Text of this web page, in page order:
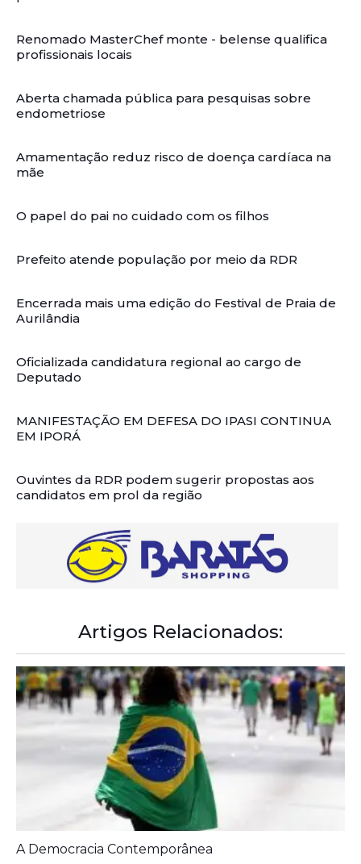
Renomado MasterChef monte - belense qualifica
profissionais locais
Aberta chamada pública para pesquisas sobre
endometriose
Amamentação reduz risco de doença cardíaca na
mãe
O papel do pai no cuidado com os filhos
Prefeito atende população por meio da RDR
Encerrada mais uma edição do Festival de Praia de
Aurilândia
Oficializada candidatura regional ao cargo de
Deputado
MANIFESTAÇÃO EM DEFESA DO IPASI CONTINUA
EM IPORÁ
Ouvintes da RDR podem sugerir propostas aos
candidatos em prol da região
Artigos Relacionados:
A Democracia Contemporânea